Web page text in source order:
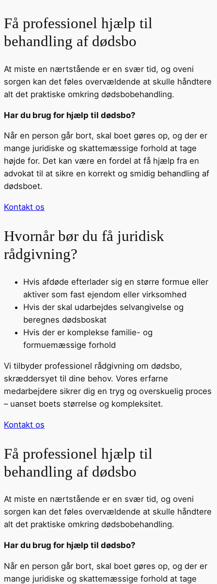
Få professionel hjælp til
behandling af dødsbo
At miste en nærtstående er en svær tid, og oveni
sorgen kan det føles overvældende at skulle håndtere
alt det praktiske omkring dødsbobehandling.
Har du brug for hjælp til dødsbo?
Når en person går bort, skal boet gøres op, og der er
mange juridiske og skattemæssige forhold at tage
højde for. Det kan være en fordel at få hjælp fra en
advokat til at sikre en korrekt og smidig behandling af
dødsboet.
Kontakt os
Hvornår bør du få juridisk
rådgivning?
Hvis afdøde efterlader sig en større formue eller
aktiver som fast ejendom eller virksomhed
Hvis der skal udarbejdes selvangivelse og
beregnes dødsboskat
Hvis der er komplekse familie- og
formuemæssige forhold
Vi tilbyder professionel rådgivning om dødsbo,
skræddersyet til dine behov. Vores erfarne
medarbejdere sikrer dig en tryg og overskuelig proces
– uanset boets størrelse og kompleksitet.
Kontakt os
Få professionel hjælp til
behandling af dødsbo
At miste en nærtstående er en svær tid, og oveni
sorgen kan det føles overvældende at skulle håndtere
alt det praktiske omkring dødsbobehandling.
Har du brug for hjælp til dødsbo?
Når en person går bort, skal boet gøres op, og der er
mange juridiske og skattemæssige forhold at tage